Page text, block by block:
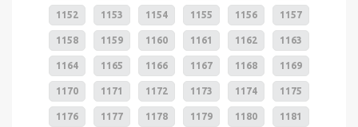
1152 1153 1154 1155 1156 1157
1158 1159 1160 1161 1162 1163
1164 1165 1166 1167 1168 1169
1170 1171 1172 1173 1174 1175
1176 1177 1178 1179 1180 1181